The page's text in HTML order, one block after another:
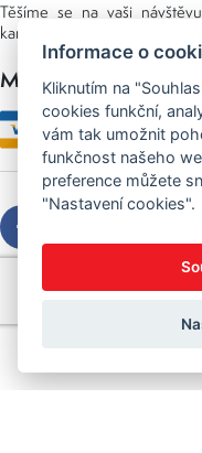
Těšíme se na vaši
kamenné prodejně, kterou
Možnosti platby
Copyright © 2026 Sedláček
Created byOLC Webdesign
Informace o
Kliknutím na
cookies funkční,
vám tak umožnit
funkčnost našeho
preference můžete
"Nastavení cookies".